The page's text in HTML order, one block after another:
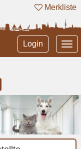
Merkliste
Login